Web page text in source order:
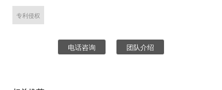
专利侵权
电话咨询 团队介绍